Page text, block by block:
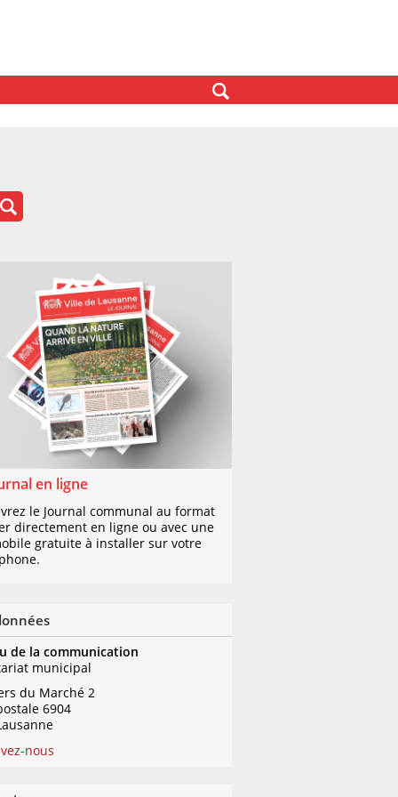
en ligne
le Journal communal au format
directement en ligne ou avec une
gratuite à installer sur votre
de la communication
municipal
du Marché 2
6904
nous